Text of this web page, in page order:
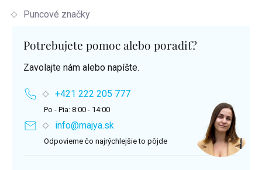
Puncové značky
Potrebujete pomoc alebo poradiť?
Zavolajte nám alebo napíšte.
+421 222 205 777
Po - Pia: 8:00 - 14:00
info@majya.sk
Odpovieme čo najrýchlejšie to pôjde